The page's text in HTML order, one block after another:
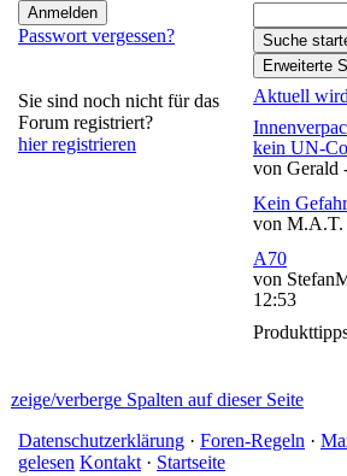
Passwort vergessen?
Sie sind noch nicht für das
Forum registriert?
hier registrieren
Aktuell
kein UN-
von Gerald
Kein
von M.A.T.
A70
von
12:53
zeige/verberge Spalten auf dieser Seite
Datenschutzerklärung · Foren-Regeln ·
gelesen Kontakt · Startseite